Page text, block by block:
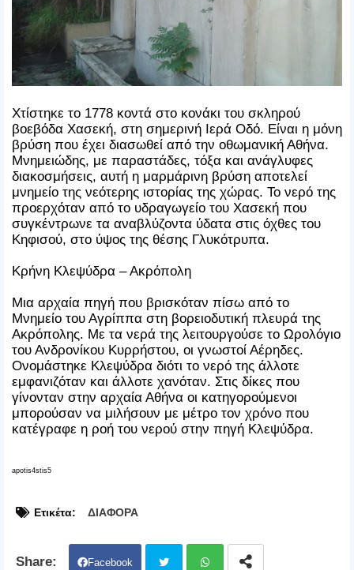
Χτίστηκε το 1778 κοντά στο κονάκι του σκληρού
βοεβόδα Χασεκή, στη σημερινή Ιερά Οδό. Είναι η μόνη
βρύση που έχει διασωθεί από την οθωμανική Αθήνα.
Μνημειώδης, με παραστάδες, τόξα και ανάγλυφες
διακοσμήσεις, αυτή η μαρμάρινη βρύση αποτελεί
μνημείο της νεότερης ιστορίας της χώρας. Το νερό της
προερχόταν από το υδραγωγείο του Χασεκή που
συγκέντρωνε τα αναβλύζοντα ύδατα στις όχθες του
Κηφισού, στο ύψος της θέσης Γλυκότρυπα.
Κρήνη Κλεψύδρα – Ακρόπολη
Μια αρχαία πηγή που βρισκόταν πίσω από το
Μνημείο του Αγρίππα στη βορειοδυτική πλευρά της
Ακρόπολης. Με τα νερά της λειτουργούσε το Ωρολόγιο
του Ανδρονίκου Κυρρήστου, οι γνωστοί Αέρηδες.
Ονομάστηκε Κλεψύδρα διότι το νερό της άλλοτε
εμφανιζόταν και άλλοτε χανόταν. Στις δίκες που
γίνονταν στην αρχαία Αθήνα οι κατηγορούμενοι
μπορούσαν να μιλήσουν με μέτρο τον χρόνο που
κατέγραφε η ροή του νερού στην πηγή Κλεψύδρα.
apotis4stis5
Ετικέτα: ΔΙΑΦΟΡΑ
Facebook